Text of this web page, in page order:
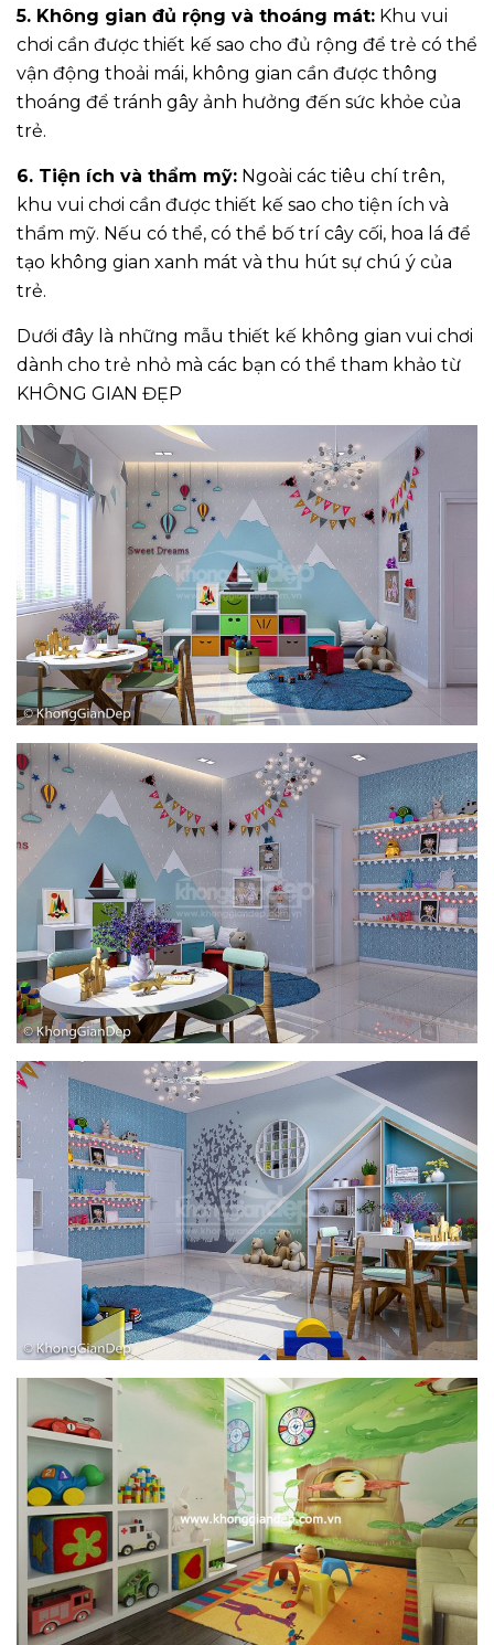
5. Không gian đủ rộng và thoáng mát: Khu vui
chơi cần được thiết kế sao cho đủ rộng để trẻ có thể
vận động thoải mái, không gian cần được thông
thoáng để tránh gây ảnh hưởng đến sức khỏe của
trẻ.
6. Tiện ích và thẩm mỹ: Ngoài các tiêu chí trên,
khu vui chơi cần được thiết kế sao cho tiện ích và
thẩm mỹ. Nếu có thể, có thể bố trí cây cối, hoa lá để
tạo không gian xanh mát và thu hút sự chú ý của
trẻ.
Dưới đây là những mẫu thiết kế không gian vui chơi
dành cho trẻ nhỏ mà các bạn có thể tham khảo từ
KHÔNG GIAN ĐẸP